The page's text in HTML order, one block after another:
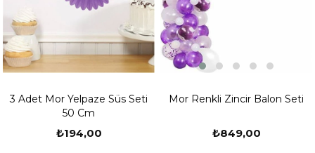
3 Adet Mor Yelpaze Süs Seti
50 Cm
₺194,00
Mor Renkli Zincir Balon Seti
₺849,00